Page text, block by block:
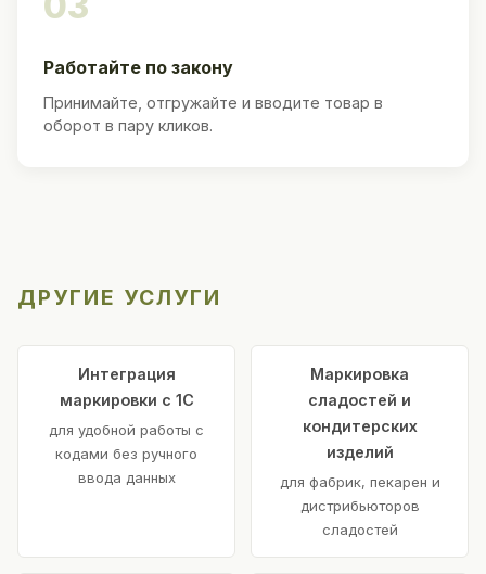
Работайте по закону
Принимайте, отгружайте и вводите товар в
оборот в пару кликов.
ДРУГИЕ УСЛУГИ
Интеграция
маркировки с 1С
для удобной работы с
кодами без ручного
ввода данных
Маркировка
сладостей и
кондитерских
изделий
для фабрик, пекарен и
дистрибьюторов
сладостей